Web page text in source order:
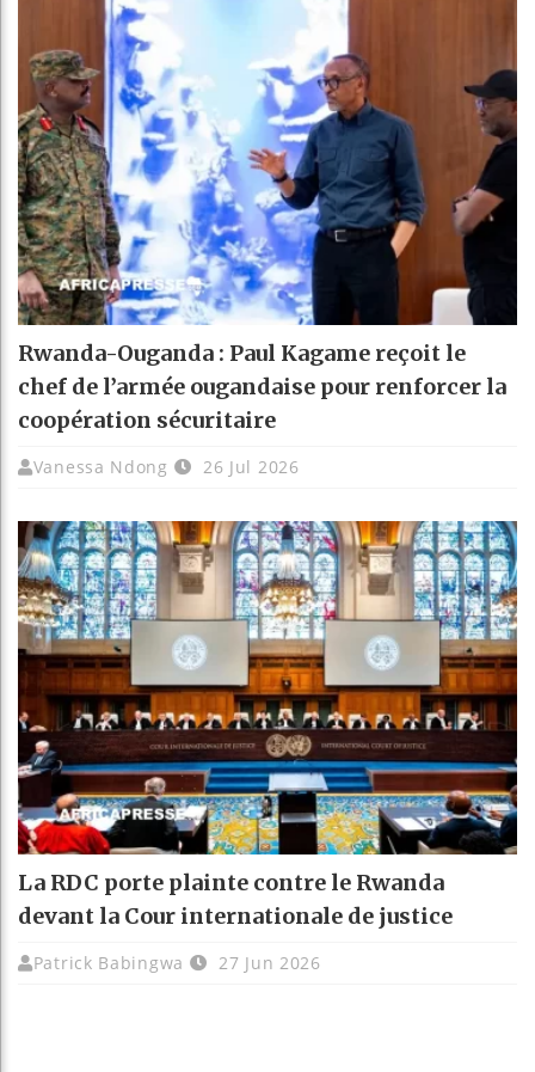
Rwanda-Ouganda : Paul Kagame reçoit le
chef de l’armée ougandaise pour renforcer la
coopération sécuritaire
Vanessa Ndong 26 Jul 2026
La RDC porte plainte contre le Rwanda
devant la Cour internationale de justice
Patrick Babingwa 27 Jun 2026